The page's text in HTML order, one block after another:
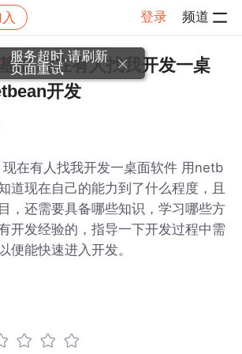
登录 频道
帖子详情
础 现在有人找我开发一桌
开发
在有人找我开发一桌面软件 用netb
道现在自己的能力到了什么程度，且
，还需要具备哪些知识，学习哪些方
开发经验的，指导一下开发过程中需
便能快速进入开发。
服务超时,请刷新
页面重试